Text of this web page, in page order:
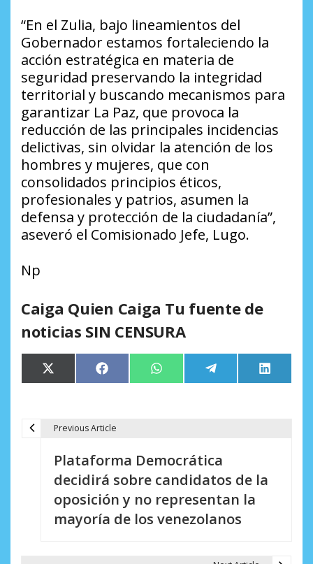
“En el Zulia, bajo lineamientos del
Gobernador estamos fortaleciendo la
acción estratégica en materia de
seguridad preservando la integridad
territorial y buscando mecanismos para
garantizar La Paz, que provoca la
reducción de las principales incidencias
delictivas, sin olvidar la atención de los
hombres y mujeres, que con
consolidados principios éticos,
profesionales y patrios, asumen la
defensa y protección de la ciudadanía”,
aseveró el Comisionado Jefe, Lugo.
Np
Caiga Quien Caiga Tu fuente de
noticias SIN CENSURA
Compartir
en
X
(Twitter)
Compartir
en
Facebook Compartir
en
WhatsApp Compartir
en
Telegram
en
LinkedIn
Previous Article
Plataforma Democrática
decidirá sobre candidatos de la
oposición y no representan la
mayoría de los venezolanos